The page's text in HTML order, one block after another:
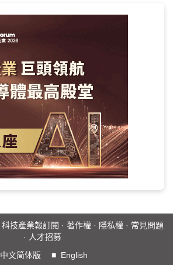
科技產業報訂閱 · 著作權· 隱私權· 常見問題
· 人才招募
中文简体版 ■ English